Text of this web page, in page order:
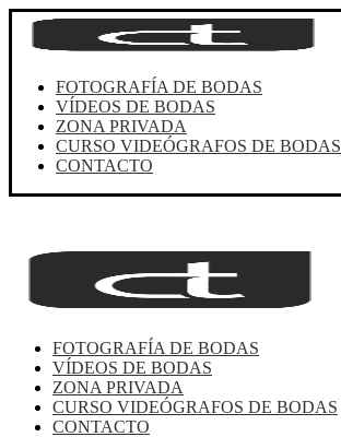
FOTOGRAFÍA DE BODAS
VÍDEOS DE BODAS
ZONA PRIVADA
CURSO VIDEÓGRAFOS DE BODAS
CONTACTO
FOTOGRAFÍA DE BODAS
VÍDEOS DE BODAS
ZONA PRIVADA
CURSO VIDEÓGRAFOS DE BODAS
CONTACTO